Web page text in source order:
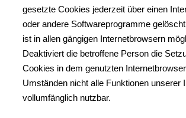
gesetzte Cookies jederzeit über einen
oder andere Softwareprogramme
ist in allen gängigen Internetbrowsern
Deaktiviert die betroffene Person die
Cookies in dem genutzten
Umständen nicht alle Funktionen unserer
vollumfänglich nutzbar.